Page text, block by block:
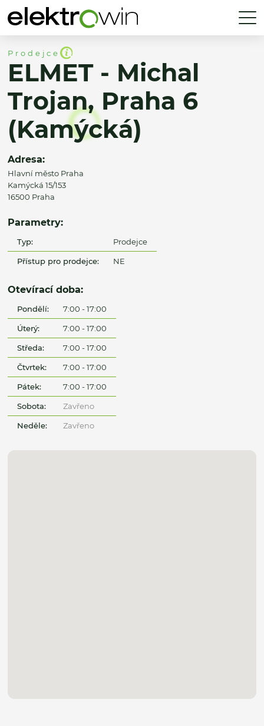
Prodejce
ELMET - Michal
Trojan, Praha 6
(Kamýcká)
Adresa:
Hlavní město Praha
Kamýcká 15/153
16500 Praha
Parametry:
Typ: Prodejce
Přístup pro prodejce: NE
Otevírací doba:
Pondělí: 7:00 - 17:00
Úterý: 7:00 - 17:00
Středa: 7:00 - 17:00
Čtvrtek: 7:00 - 17:00
Pátek: 7:00 - 17:00
Sobota: Zavřeno
Neděle: Zavřeno